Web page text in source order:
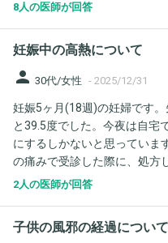
か、重症化しているのではな
駄々を捏ねて困り果てていま
た場合一番悪化しやすいのは
ょうか？ このまま入院じゃ
月腹部造影剤CT(問題無し、尿管狭
2月に胃カメラ、１週間24時
(エコー、問題無し) 腎盂形成の手術するために、レントゲンや血
液検査をたくさんしましたが
常なし。 心エコーは、2年前問題無し。 2026年は
けたらいいですか？ よろしく
8人の医師が回答
妊娠中の高熱について
person 30代/女性 - 2025/12/31
妊娠5ヶ月(18週)の妊婦です
と39.5度でした。今夜は自宅
にするしかないと思っていま
の痛みで受診した際に、処方
す。相談は3点です。 1.年末
いでしょうか？ 3.その他、効果的な
2人の医師が回答
子供の風邪の経過について